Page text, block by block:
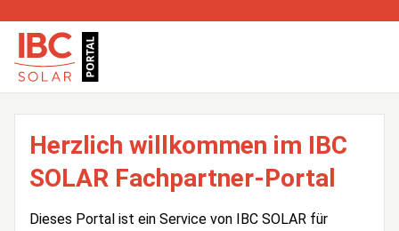
Herzlich willkommen im IBC
SOLAR Fachpartner-Portal
Dieses Portal ist ein Service von IBC SOLAR für